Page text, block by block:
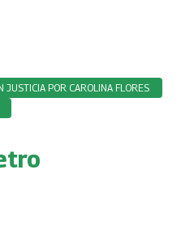
JUSTICIA POR CAROLINA FLORES